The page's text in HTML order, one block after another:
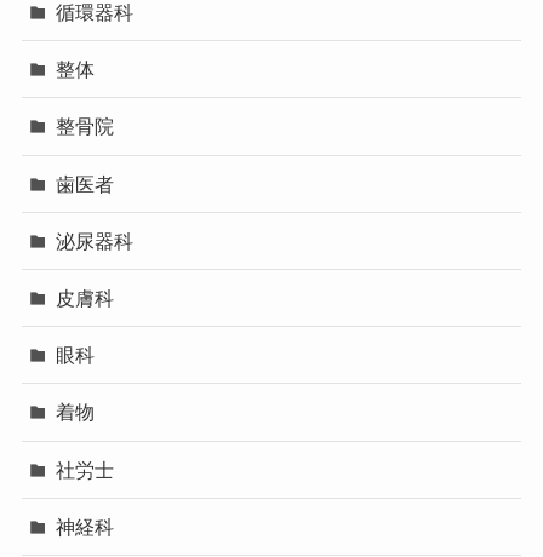
循環器科
整体
整骨院
歯医者
泌尿器科
皮膚科
眼科
着物
社労士
神経科